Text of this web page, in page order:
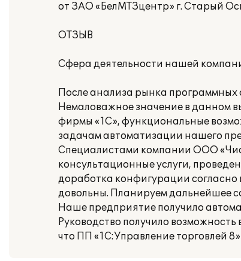
от ЗАО «БелМТЗцентр» г. Старый
ОТЗЫВ
Сфера деятельности нашей
После анализа рынка программных
Немаловажное значение в данном
фирмы «1С», функциональные
задачам автоматизации нашего
Специалистами компании ООО
консультационные услуги,
доработка конфигурации
довольны. Планируем дальнейшее
Наше предприятие получило
Руководство получило
что ПП «1С:Управление торговлей